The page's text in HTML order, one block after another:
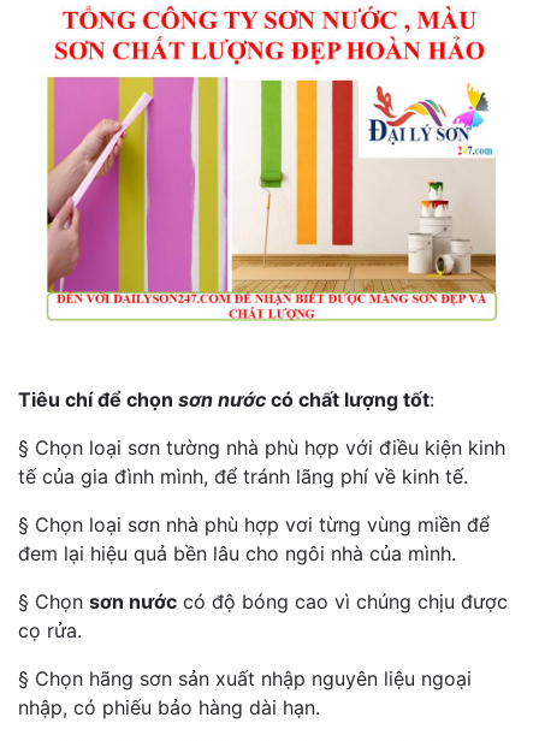
Tiêu chí để chọn sơn nước có chất lượng tốt:
§ Chọn loại sơn tường nhà phù hợp với điều kiện kinh
tế của gia đình mình, để tránh lãng phí về kinh tế.
§ Chọn loại sơn nhà phù hợp vơi từng vùng miền để
đem lại hiệu quả bền lâu cho ngôi nhà của mình.
§ Chọn sơn nước có độ bóng cao vì chúng chịu được
cọ rửa.
§ Chọn hãng sơn sản xuất nhập nguyên liệu ngoại
nhập, có phiếu bảo hàng dài hạn.